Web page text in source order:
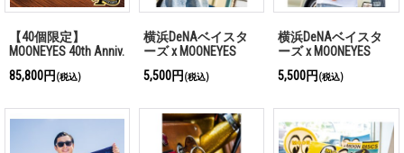
【40個限定】
MOONEYES 40th Anniv.
ール レジン モデル
85,800円 (税込)
横浜DeNAベイスタ
ーズ x MOONEYES
5,500円 (税込)
横浜DeNAベイスタ
ーズ x MOONEYES
5,500円 (税込)